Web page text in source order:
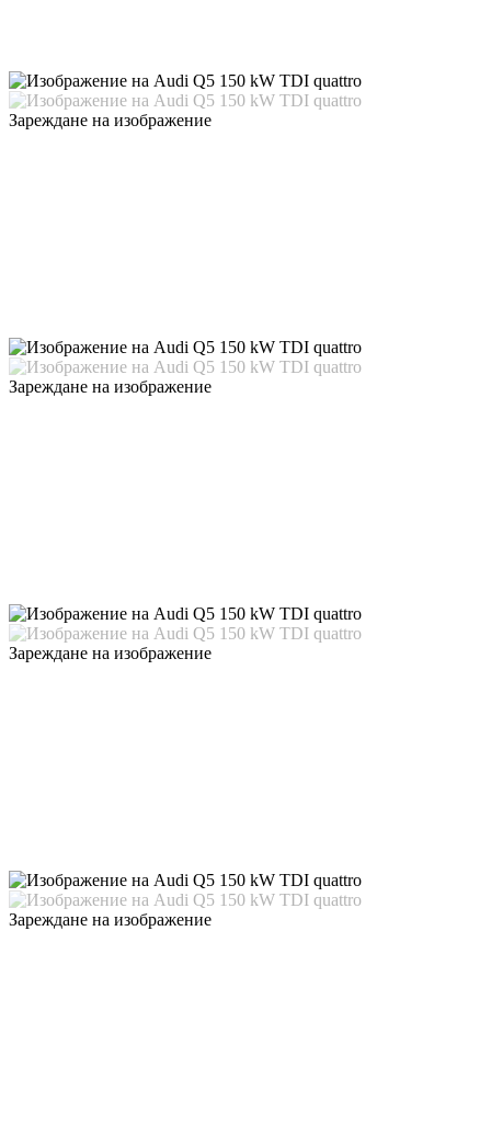
Зареждане на изображение
Зареждане на изображение
Зареждане на изображение
Зареждане на изображение